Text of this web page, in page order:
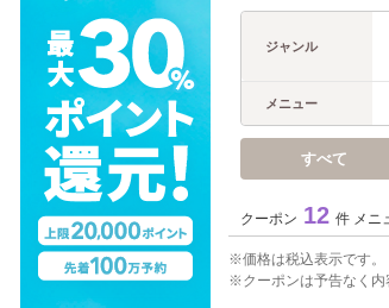
ジャンル
メニュー
すべて
クーポン 12 件 メニ
価格は税込表示です。
クーポンは予告なく内